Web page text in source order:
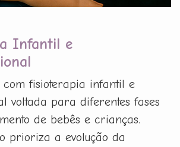
Infantil e
com fisioterapia infantil e
voltada para diferentes fases
de bebês e crianças.
prioriza a evolução da